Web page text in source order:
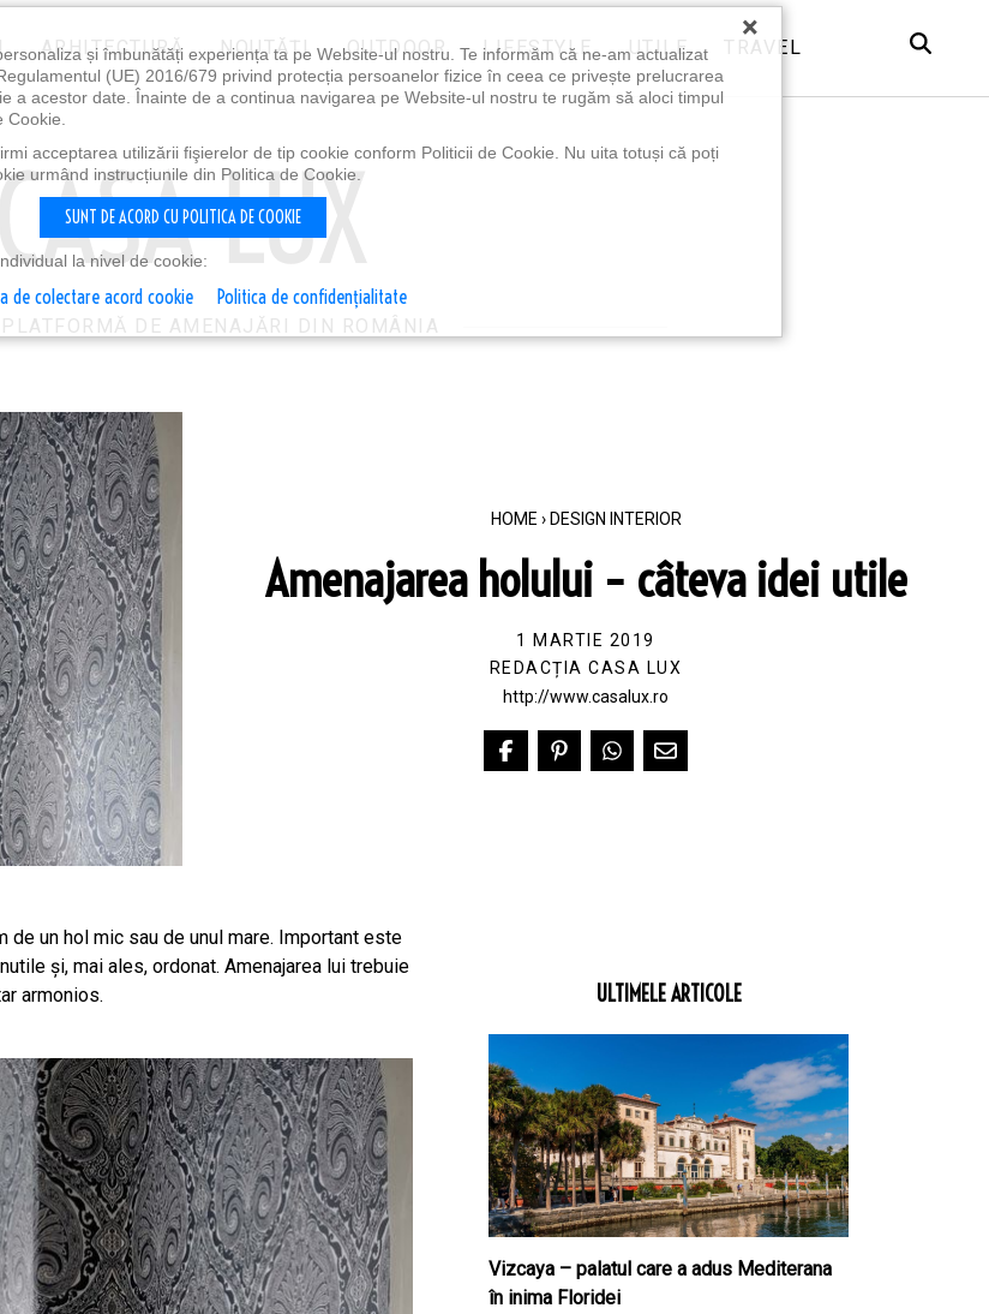
ARHITECTURĂ NOUTĂȚI OUTDOOR LIFESTYLE UTILE TRAVEL
DE AMENAJĂRI DIN ROMÂNIA
HOME › DESIGN INTERIOR
Amenajarea holului – câteva idei utile
1 MARTIE 2019
REDACȚIA CASA LUX
http://www.casalux.ro
un hol mic sau de unul mare. Important este
și, mai ales, ordonat. Amenajarea lui trebuie
armonios.
ULTIMELE ARTICOLE
Vizcaya – palatul care a adus Mediterana
în inima Floridei
×
și îmbunătăți experiența ta pe Website-ul nostru. Te informăm că ne-am actualizat
(UE) 2016/679 privind protecția persoanelor fizice în ceea ce privește prelucrarea
a acestor date. Înainte de a continua navigarea pe Website-ul nostru te rugăm să aloci timpul
acceptarea utilizării fişierelor de tip cookie conform Politicii de Cookie. Nu uita totuși că poți
urmând instrucțiunile din Politica de Cookie.
SUNT DE ACORD CU POLITICA DE COOKIE
la nivel de cookie:
de colectare acord cookie Politica de confidențialitate